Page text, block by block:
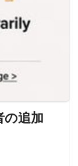
の追加